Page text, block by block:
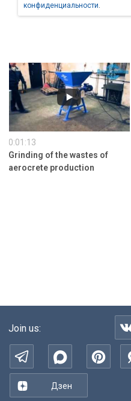
конфиденциальности
0:01:13
Grinding of the wastes of
aerocrete production
Join us:
Дзен